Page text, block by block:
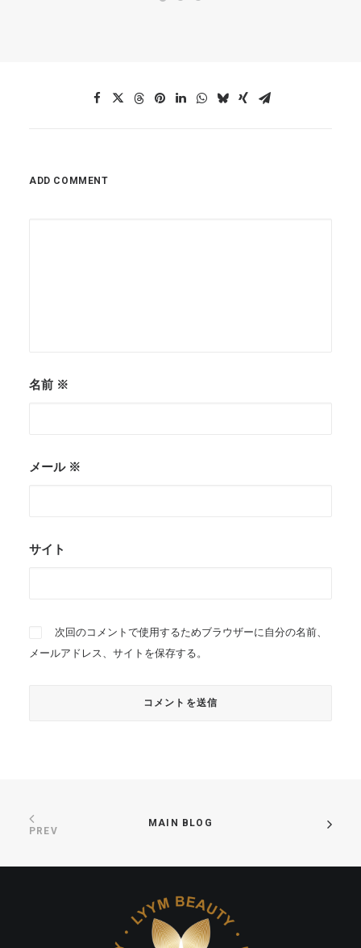
ADD COMMENT
名前 ※
メール ※
サイト
次回のコメントで使用するためブラウザーに自分の名前、
メールアドレス、サイトを保存する。
PREV
MAIN BLOG